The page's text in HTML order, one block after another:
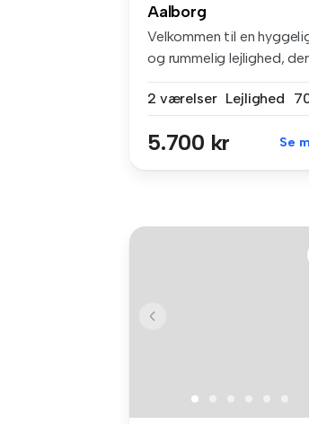
Aalborg
Velkommen til en
og rummelig lejlighed, der
2 værelser Lejlighed
5.700 kr Se